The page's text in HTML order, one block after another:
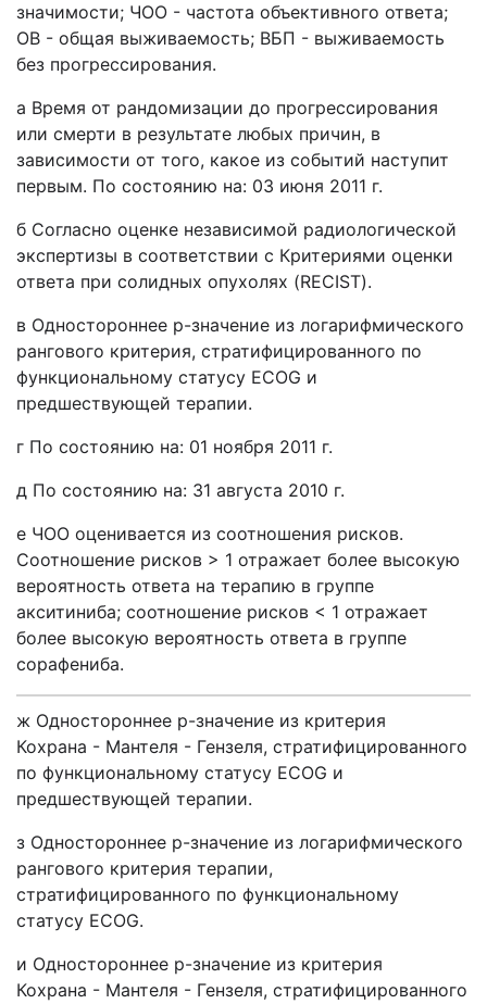
значимости; ЧОО - частота объективного ответа;
ОВ - общая выживаемость; ВБП - выживаемость
без прогрессирования.
a Время от рандомизации до прогрессирования
или смерти в результате любых причин, в
зависимости от того, какое из событий наступит
первым. По состоянию на: 03 июня 2011 г.
б Согласно оценке независимой радиологической
экспертизы в соответствии с Критериями оценки
ответа при солидных опухолях (RECIST).
в Одностороннее p-значение из логарифмического
рангового критерия, стратифицированного по
функциональному статусу ECOG и
предшествующей терапии.
г По состоянию на: 01 ноября 2011 г.
д По состоянию на: 31 августа 2010 г.
е ЧОО оценивается из соотношения рисков.
Соотношение рисков > 1 отражает более высокую
вероятность ответа на терапию в группе
акситиниба; соотношение рисков < 1 отражает
более высокую вероятность ответа в группе
сорафениба.
ж Одностороннее p-значение из критерия
Кохрана - Мантеля - Гензеля, стратифицированного
по функциональному статусу ECOG и
предшествующей терапии.
з Одностороннее p-значение из логарифмического
рангового критерия терапии,
стратифицированного по функциональному
статусу ECOG.
и Одностороннее p-значение из критерия
Кохрана - Мантеля - Гензеля, стратифицированного